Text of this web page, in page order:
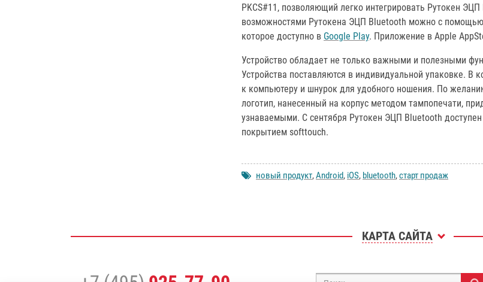
PKCS#11, позволяющий легко интегрировать Рутокен
возможностями Рутокена ЭЦП Bluetooth можно с помощью
которое доступно в Google Play. Приложение в Apple
Устройство обладает не только важными и полезными
Устройства поставляются в индивидуальной упаковке. В
к компьютеру и шнурок для удобного ношения. По
логотип, нанесенный на корпус методом тампопечати,
узнаваемыми. С сентября Рутокен ЭЦП Bluetooth
покрытием softtouch.
новый продукт,Android, iOS, bluetooth,старт продаж
КАРТА САЙТА